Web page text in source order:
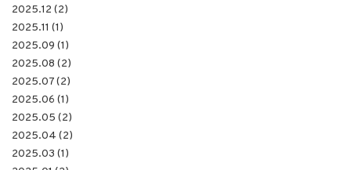
2025.12 (2)
2025.11 (1)
2025.09 (1)
2025.08 (2)
2025.07 (2)
2025.06 (1)
2025.05 (2)
2025.04 (2)
2025.03 (1)